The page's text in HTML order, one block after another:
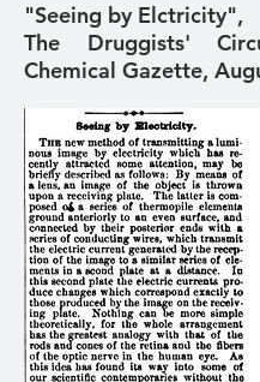
"Seeing by Elctricity",
The Druggists'
Chemical Gazette,